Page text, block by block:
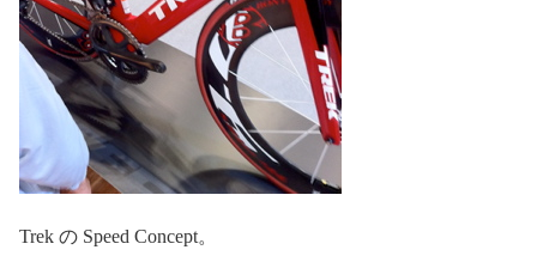
Trek の Speed Concept。